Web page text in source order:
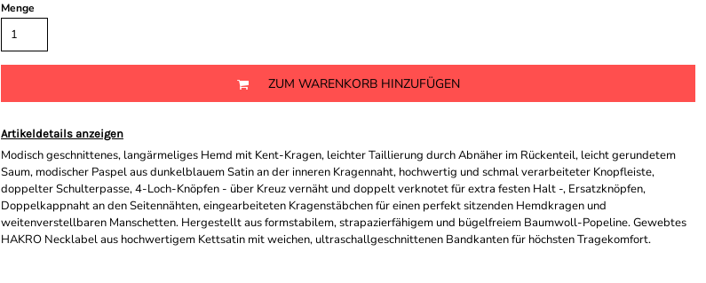
Menge
ZUM WARENKORB HINZUFÜGEN
Artikeldetails anzeigen
Modisch geschnittenes, langärmeliges Hemd mit Kent-Kragen, leichter Taillierung durch Abnäher im Rückenteil, leicht gerundetem
Saum, modischer Paspel aus dunkelblauem Satin an der inneren Kragennaht, hochwertig und schmal verarbeiteter Knopfleiste,
doppelter Schulterpasse, 4-Loch-Knöpfen - über Kreuz vernäht und doppelt verknotet für extra festen Halt -, Ersatzknöpfen,
Doppelkappnaht an den Seitennähten, eingearbeiteten Kragenstäbchen für einen perfekt sitzenden Hemdkragen und
weitenverstellbaren Manschetten. Hergestellt aus formstabilem, strapazierfähigem und bügelfreiem Baumwoll-Popeline. Gewebtes
HAKRO Necklabel aus hochwertigem Kettsatin mit weichen, ultraschallgeschnittenen Bandkanten für höchsten Tragekomfort.